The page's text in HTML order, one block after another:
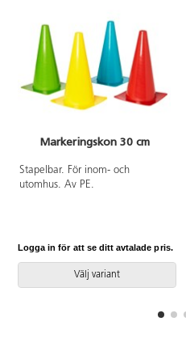
Markeringskon 30 cm
Stapelbar. För inom- och
utomhus. Av PE.
Logga in för att se ditt avtalade pris.
Välj variant